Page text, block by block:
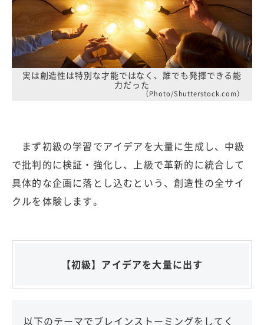
実は創造性は特別な才能ではなく、誰でも発揮できる能
力だった
（Photo/Shutterstock.com）
まず初級の学習でアイデアを大量に生成し、中級
で批判的に検証・強化し、上級で革新的に統合して
具体的な企画に落とし込むという、創造性の全サイ
クルを体験します。
【初級】アイデアを大量に出す
以下のテーマでブレインストーミングをしてく